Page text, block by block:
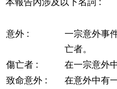
意外 :
一宗意外事
亡者。
傷亡者 :
在一宗意外
致命意外 :
在意外中有